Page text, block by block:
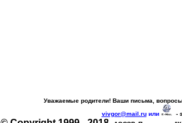
Уважаемые родители! Ваши письма,
vivgor@mail.ru или -